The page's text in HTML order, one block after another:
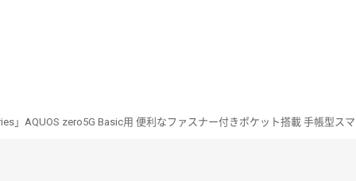
」AQUOS zero5G Basic用 便利なファスナー付きポケット搭載 手帳型ス